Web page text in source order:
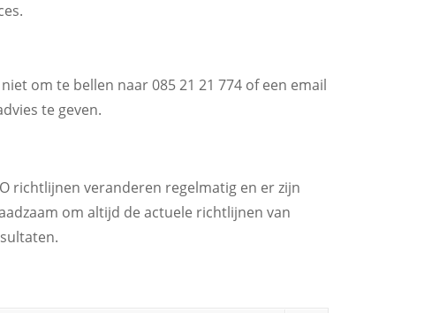
om te bellen naar 085 21 21 774 of een email
te geven.
richtlijnen veranderen regelmatig en er zijn
om altijd de actuele richtlijnen van